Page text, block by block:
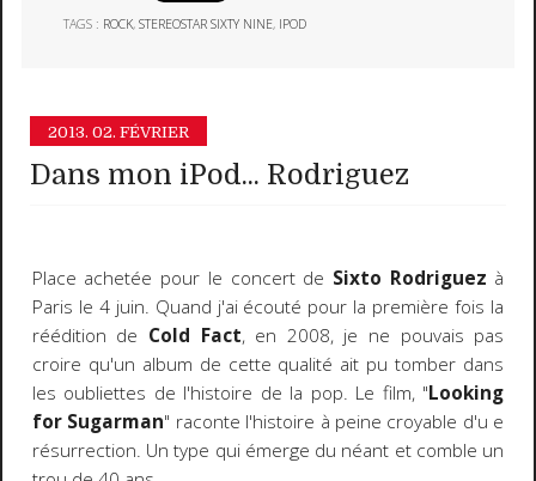
TAGS : ROCK,STEREOSTAR SIXTY NINE, IPOD
2013. 02. FÉVRIER
Dans mon iPod... Rodriguez
Place achetée pour le concert de Sixto Rodriguez à
Paris le 4 juin. Quand j'ai écouté pour la première fois la
réédition de Cold Fact, en 2008, je ne pouvais pas
croire qu'un album de cette qualité ait pu tomber dans
les oubliettes de l'histoire de la pop. Le film, "Looking
for Sugarman" raconte l'histoire à peine croyable d'u e
résurrection. Un type qui émerge du néant et comble un